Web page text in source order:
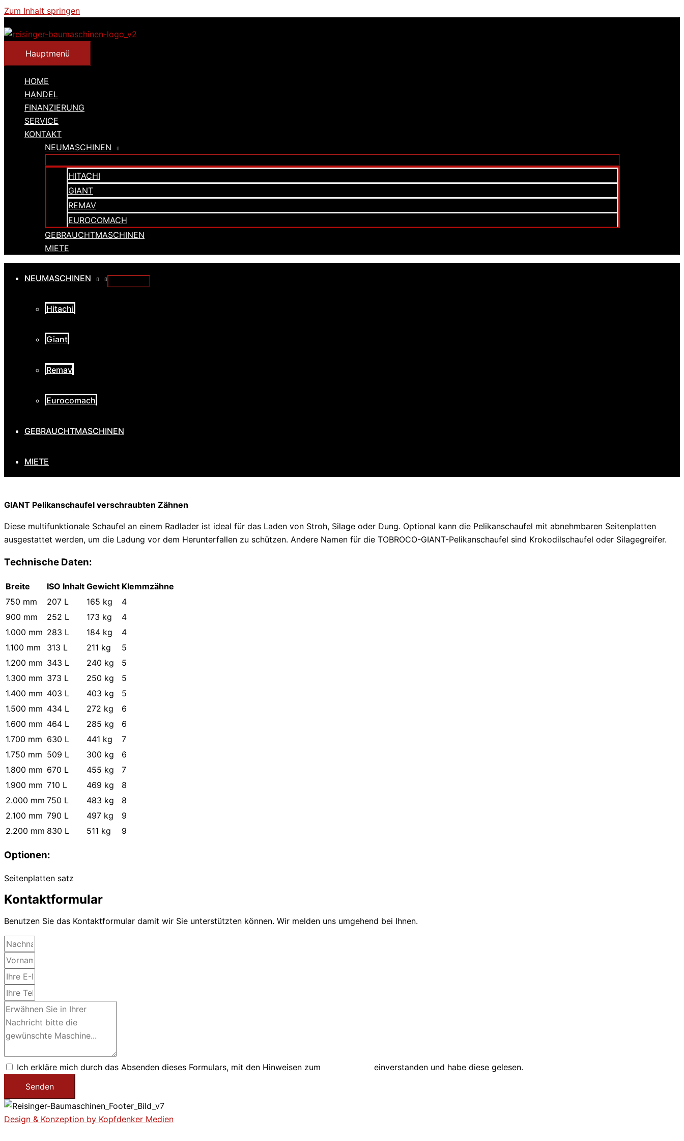
Zum Inhalt springen
Hauptmenü
HOME
HANDEL
FINANZIERUNG
SERVICE
KONTAKT
NEUMASCHINEN
HITACHI
GIANT
REMAV
EUROCOMACH
GEBRAUCHTMASCHINEN
MIETE
NEUMASCHINEN
Hitachi
Giant
Remav
Eurocomach
GEBRAUCHTMASCHINEN
MIETE
GIANT Pelikanschaufel verschraubten Zähnen
Diese multifunktionale Schaufel an einem Radlader ist ideal für das Laden von Stroh, Silage oder Dung. Optional kann die Pelikanschaufel mit abnehmbaren Seitenplatten
ausgestattet werden, um die Ladung vor dem Herunterfallen zu schützen. Andere Namen für die TOBROCO-GIANT-Pelikanschaufel sind Krokodilschaufel oder Silagegreifer.
Technische Daten:
Breite ISO Inhalt Gewicht Klemmzähne
750 mm
207 L 165 kg
4
900 mm
252 L 173 kg
4
1.000 mm 283 L 184 kg
4
1.100 mm
313 L 211 kg
5
1.200 mm 343 L 240 kg
5
1.300 mm 373 L 250 kg
5
1.400 mm 403 L 403 kg
5
1.500 mm 434 L 272 kg
6
1.600 mm 464 L 285 kg
6
1.700 mm 630 L 441 kg
7
1.750 mm 509 L 300 kg
6
1.800 mm 670 L 455 kg
7
1.900 mm 710 L 469 kg
8
2.000 mm 750 L 483 kg
8
2.100 mm 790 L 497 kg
9
2.200 mm 830 L 511 kg 9
Optionen:
Seitenplatten satz
Kontaktformular
Benutzen Sie das Kontaktformular damit wir Sie unterstützten können. Wir melden uns umgehend bei Ihnen.
Ich erkläre mich durch das Absenden dieses Formulars, mit den Hinweisen zum
einverstanden und habe diese gelesen.
Senden
Design & Konzeption by Kopfdenker Medien